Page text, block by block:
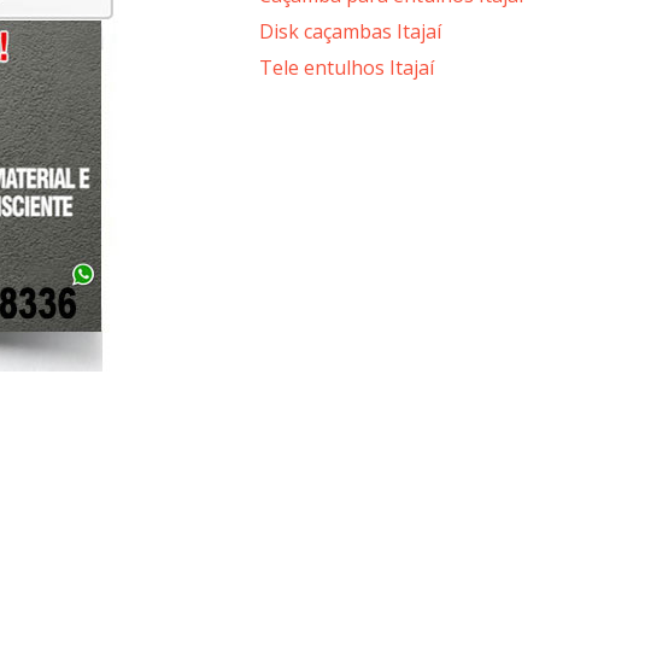
Disk caçambas Itajaí
Tele entulhos Itajaí